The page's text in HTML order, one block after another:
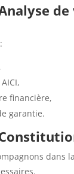
financière,
garantie.
dans